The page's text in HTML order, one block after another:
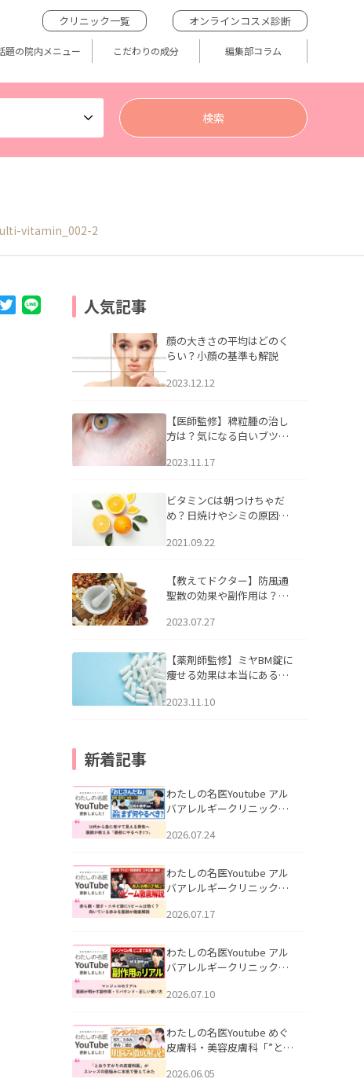
クリニック一覧 オンラインコスメ診断
題の院内メニュー こだわりの成分 編集部コラム
vitamin_002-2
人気記事
顔の大きさの平均はどのく
らい？小顔の基準も解説
2023.12.12
【医師監修】稗粒腫の治し
方は？気になる白いブツブ
アについて
2023.11.17
ビタミンCは朝つけちゃだ
め？日焼けやシミの原因に
2021.09.22
【教えてドクター】防風通
聖散の効果や副作用は？長
2023.07.27
【薬剤師監修】ミヤBM錠に
痩せる効果は本当にある
2023.11.10
新着記事
わたしの名医Youtube アル
バアレルギークリニック札
える男性へ｜医師が教える
公開いたしました。
2026.07.24
わたしの名医Youtube アル
バアレルギークリニック札
跡にVビームは効く？向いて
説」を公開いたしました。
2026.07.17
わたしの名医Youtube アル
バアレルギークリニック札
医師が明かす副作用・リバ
公開いたしました。
2026.07.10
わたしの名医Youtube めぐ
皮膚科・美容皮膚科「”とお
ッズの肌悩みに本気で答え
2026.06.05